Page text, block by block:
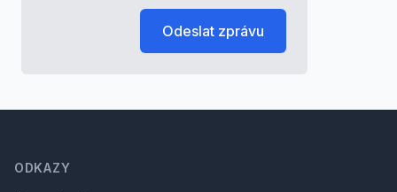
Odeslat zprávu
ODKAZY